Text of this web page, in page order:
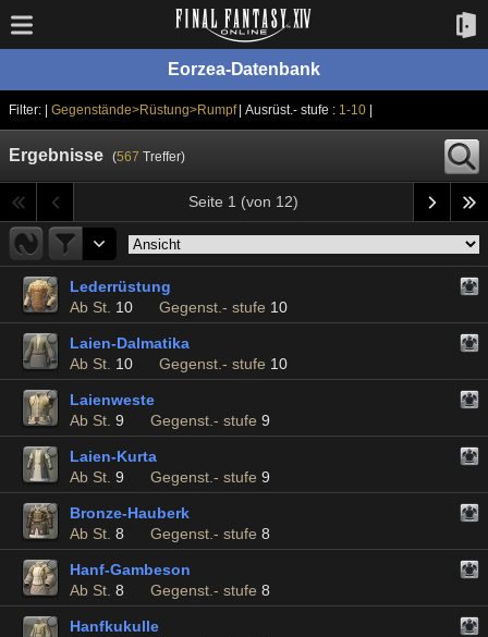
Eorzea-Datenbank
Filter: | Gegenstände>Rüstung>Rumpf | Ausrüst.- stufe : 1-10
Ergebnisse (567 Treffer)
Seite 1 (von 12)
Lederrüstung
Ab St. 10 Gegenst.- stufe 10
Laien-Dalmatika
Ab St. 10 Gegenst.- stufe 10
Laienweste
Ab St. 9 Gegenst.- stufe 9
Laien-Kurta
Ab St. 9 Gegenst.- stufe 9
Bronze-Hauberk
Ab St. 8 Gegenst.- stufe 8
Hanf-Gambeson
Ab St. 8 Gegenst.- stufe 8
Hanfkukulle